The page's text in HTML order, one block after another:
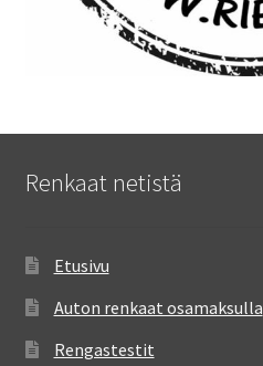
Renkaat netistä
Etusivu
Auton renkaat osamaksulla
Rengastestit